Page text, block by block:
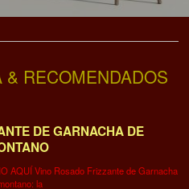
RECOMENDADOS
DE GARNACHA DE
AQUÍ Vino Rosado Frizzante de Garnacha
la